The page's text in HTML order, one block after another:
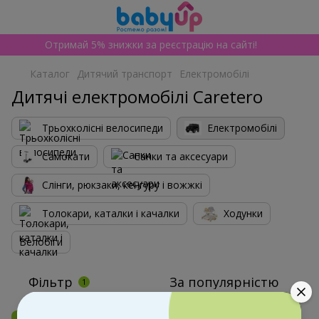
Отримай 5% знижки за реєстрацію на сайті!
Каталог Дитячий транспорт Електромобілі
Дитячі електромобілі Caretero
Трьохколісні велосипеди Електромобілі
Самокати Санки та аксесуари
Слінги, рюкзаки, кенгуру і вожжкі
Толокари, каталки і качалки Ходунки
Велобіги
Фільтр 1 За популярністю